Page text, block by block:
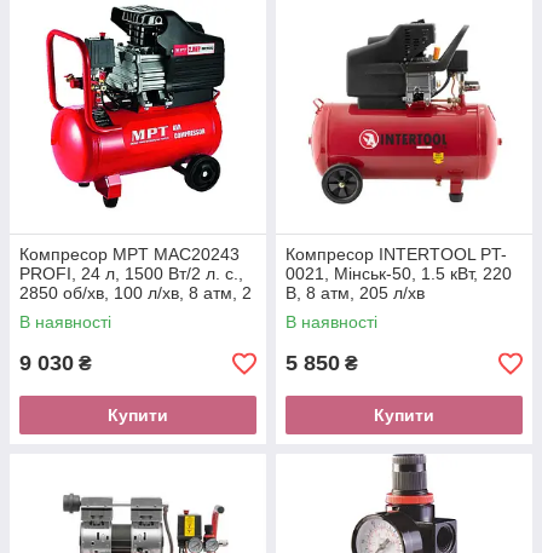
Компресор MPT MAC20243
PROFI, 24 л, 1500 Вт/2 л. с.,
2850 об/хв, 100 л/хв, 8 атм, 2
виходи, мід обмотка
В наявності
9 030 ₴
Купити
Компресор INTERTOOL PT-
0021, Мінськ-50, 1.5 кВт, 220
В, 8 атм, 205 л/хв
В наявності
5 850 ₴
Купити